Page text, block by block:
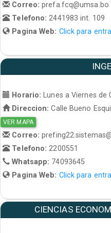
Correo:prefa.fcq@umsa.bo
Telefono:2441983 int. 109
Pagina Web: Click para
Horario:
Lunes a Viernes
Direccion: Calle Bueno
VER MAPA
Correo:
Telefono: 2200551
Whatsapp: 74093645
Pagina Web: Click para
CIENCIAS